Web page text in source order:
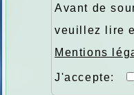
Avant de
veuillez lire
Mentions
J'accepte: